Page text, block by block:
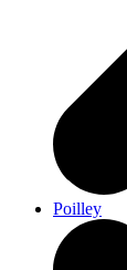
Poilley